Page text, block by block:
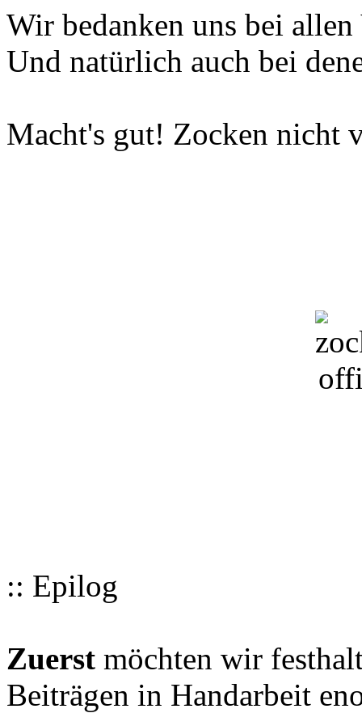
Wir bedanken uns bei
Und natürlich auch bei
Macht's gut! Zocken nicht
:: Epilog
Zuerst möchten wir
Beiträgen in Handarbeit